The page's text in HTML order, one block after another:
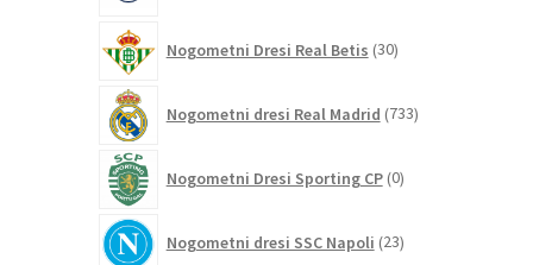
Nogometni Dresi Real Betis 30izdelkov
Nogometni dresi Real Madrid 733izdelkov
Nogometni Dresi Sporting CP 0izdelkov
Nogometni dresi SSC Napoli 23izdelkov